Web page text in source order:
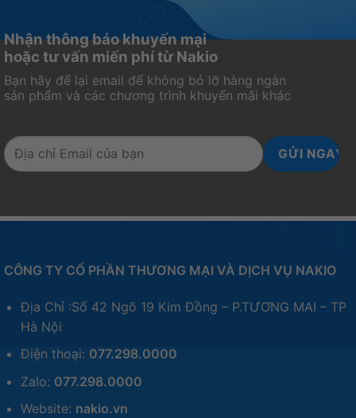
Nhận thông báo khuyến mại
hoặc tư vấn miến phí từ Nakio
Bạn hãy để lại email để không bỏ lỡ hàng ngàn
sản phẩm và các chương trình khuyến mãi khác
CÔNG TY CỔ PHẦN THƯƠNG MẠI VÀ DỊCH VỤ NAKIO
Địa Chỉ :Số 42 Ngõ 19 Kim Đồng – P.TƯƠNG MAI – TP
Hà Nội
Điện thoại: 077.298.0000
Zalo: 077.298.0000
Website: nakio.vn